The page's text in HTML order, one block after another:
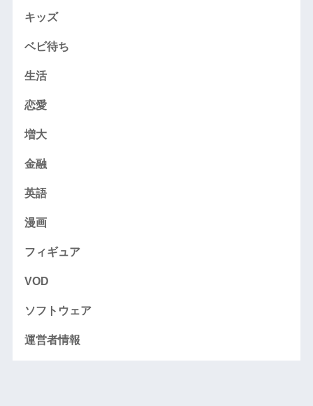
キッズ
ベビ待ち
生活
恋愛
増大
金融
英語
漫画
フィギュア
VOD
ソフトウェア
運営者情報